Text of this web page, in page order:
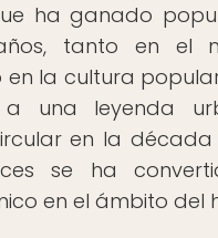
ha ganado
tanto en el
la cultura
una leyenda
en la década
se ha
en el ámbito del